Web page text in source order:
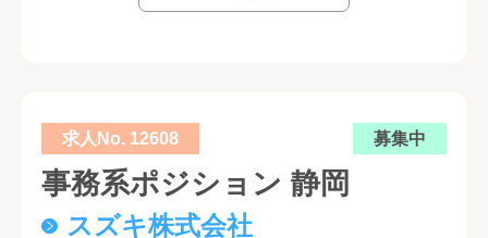
求人No. 12608 募集中
事務系ポジション 静岡
スズキ株式会社